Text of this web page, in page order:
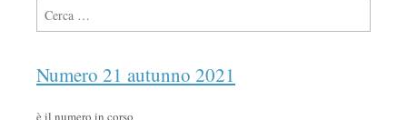
Ricerca per:
Numero 21 autunno 2021
è il numero in corso